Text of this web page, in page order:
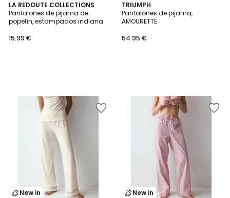
LA REDOUTE COLLECTIONS
Pantalones de pijama de
popelín, estampados indiana
15.99 €
TRIUMPH
Pantalones de pijama,
AMOURETTE
54.95 €
New in New in